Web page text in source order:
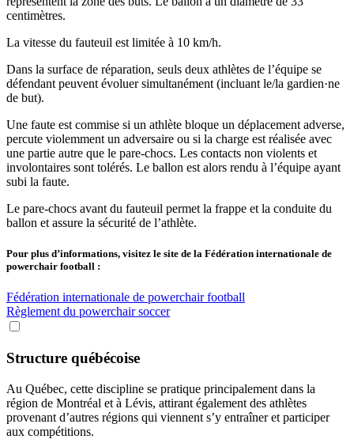
centimètres.
La vitesse du fauteuil est limitée à 10 km/h.
Dans la surface de réparation, seuls deux athlètes de l’équipe se
défendant peuvent évoluer simultanément (incluant le/la gardien·ne
de but).
Une faute est commise si un athlète bloque un déplacement adverse,
percute violemment un adversaire ou si la charge est réalisée avec
une partie autre que le pare-chocs. Les contacts non violents et
involontaires sont tolérés. Le ballon est alors rendu à l’équipe ayant
subi la faute.
Le pare-chocs avant du fauteuil permet la frappe et la conduite du
ballon et assure la sécurité de l’athlète.
Pour plus d’informations, visitez le site de la Fédération internationale de
powerchair football :
Fédération internationale de powerchair football
Règlement du powerchair soccer
Structure québécoise
Au Québec, cette discipline se pratique principalement dans la
région de Montréal et à Lévis, attirant également des athlètes
provenant d’autres régions qui viennent s’y entraîner et participer
aux compétitions.